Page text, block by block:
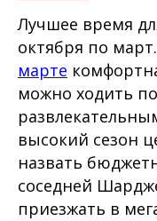
Лучшее время
октября по март.
марте
можно ходить
высокий сезон
назвать
соседней
приезжать в